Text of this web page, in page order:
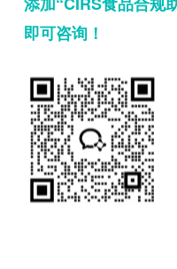
即可咨询！